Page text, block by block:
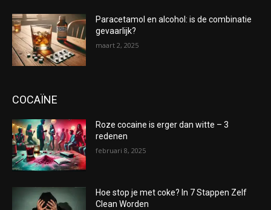
Paracetamol en alcohol: is de combinatie
gevaarlijk?
maart 2, 2025
COCAÏNE
Roze cocaine is erger dan witte – 3
redenen
februari 8, 2025
Hoe stop je met coke? In 7 Stappen Zelf
Clean Worden